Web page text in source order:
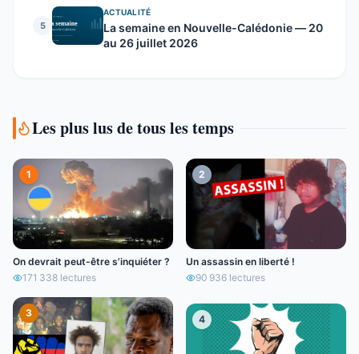
5
ACTUALITÉ
La semaine en Nouvelle-Calédonie — 20
au 26 juillet 2026
Les plus lus de tous les temps
1
On devrait peut-être s’inquiéter ?
171 338 lectures
2
Un assassin en liberté !
90 936 lectures
3
4